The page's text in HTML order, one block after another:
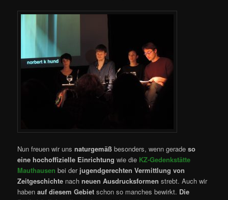
Nun freuen wir uns naturgemäß besonders, wenn geradeso
eine hochoffizielle Einrichtung wie die KZ-Gedenkstätte
Mauthausen bei der jugendgerechten Vermittlung von
Zeitgeschichte nachneuen Ausdrucksformen strebt. Auch wir
habenauf diesem Gebiet schon so manches bewirkt. Die